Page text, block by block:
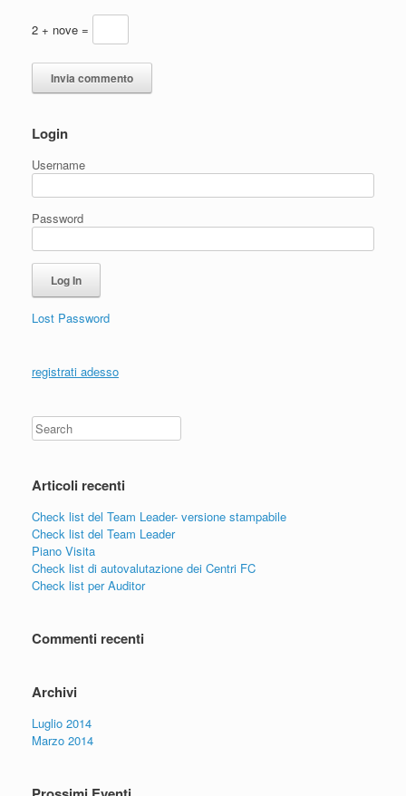
2 + nove =
Login
Username
Password
Lost Password
registrati adesso
Search
Articoli recenti
Check list del Team Leader- versione stampabile
Check list del Team Leader
Piano Visita
Check list di autovalutazione dei Centri FC
Check list per Auditor
Commenti recenti
Archivi
Luglio 2014
Marzo 2014